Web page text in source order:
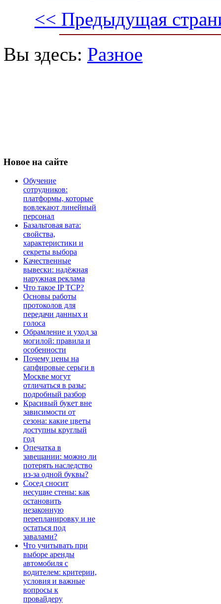
<< Предыдущая
Вы здесь: Разное
Новое на сайте
Обучение
сотрудников:
платформы, которые
вовлекают линейный
персонал
Базальтовая вата:
свойства,
характеристики и
секреты выбора
Качественные
вывески: надёжная
наружная реклама
Что такое IP TCP?
Основы работы
протоколов для
передачи данных и
голоса
Обрамление и уход за
могилой: правила и
особенности
Почему цены на
сапфировые серьги в
Москве могут
отличаться в разы:
подробный разбор
Красивый букет вне
зависимости от
сезона: какие цветы
доступны круглый
год
Опечатка в
завещании: можно ли
потерять наследство
из-за одной буквы?
Сосед сносит
несущие стены: как
остановить
незаконную
перепланировку и не
остаться под
завалами?
Что учитывать при
выборе аренды
автомобиля с
водителем: критерии,
условия и важные
вопросы к
провайдеру